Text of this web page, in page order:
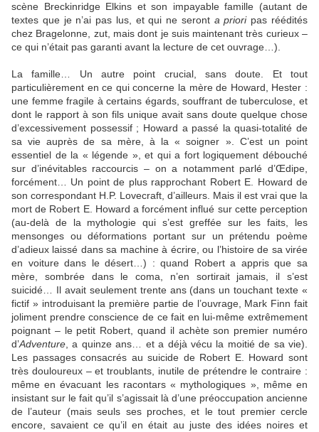
scène Breckinridge Elkins et son impayable famille (autant de
textes que je n’ai pas lus, et qui ne seront a prioripas réédités
chez Bragelonne, zut, mais dont je suis maintenant très curieux –
ce qui n’était pas garanti avant la lecture de cet ouvrage…).
La famille… Un autre point crucial, sans doute. Et tout
particulièrement en ce qui concerne la mère de Howard, Hester :
une femme fragile à certains égards, souffrant de tuberculose, et
dont le rapport à son fils unique avait sans doute quelque chose
d’excessivement possessif ; Howard a passé la quasi-totalité de
sa vie auprès de sa mère, à la « soigner ». C’est un point
essentiel de la « légende », et qui a fort logiquement débouché
sur d’inévitables raccourcis – on a notamment parlé d’Œdipe,
forcément… Un point de plus rapprochant Robert E. Howard de
son correspondant H.P. Lovecraft, d’ailleurs. Mais il est vrai que la
mort de Robert E. Howard a forcément influé sur cette perception
(au-delà de la mythologie qui s’est greffée sur les faits, les
mensonges ou déformations portant sur un prétendu poème
d’adieux laissé dans sa machine à écrire, ou l’histoire de sa virée
en voiture dans le désert…) : quand Robert a appris que sa
mère, sombrée dans le coma, n’en sortirait jamais, il s’est
suicidé… Il avait seulement trente ans (dans un touchant texte «
fictif » introduisant la première partie de l’ouvrage, Mark Finn fait
joliment prendre conscience de ce fait en lui-même extrêmement
poignant – le petit Robert, quand il achète son premier numéro
d’Adventure , a quinze ans… et a déjà vécu la moitié de sa vie).
Les passages consacrés au suicide de Robert E. Howard sont
très douloureux – et troublants, inutile de prétendre le contraire :
même en évacuant les racontars « mythologiques », même en
insistant sur le fait qu’il s’agissait là d’une préoccupation ancienne
de l’auteur (mais seuls ses proches, et le tout premier cercle
encore, savaient ce qu’il en était au juste des idées noires et